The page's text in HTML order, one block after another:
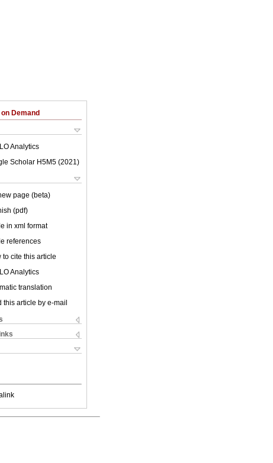
Demand
Analytics
Scholar H5M5 (2021 )
page (beta)
(pdf)
in xml format
references
to cite this article
Analytics
translation
this article by e-mail